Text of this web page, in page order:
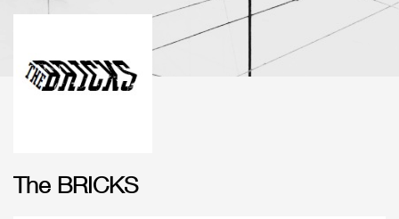
The BRICKS